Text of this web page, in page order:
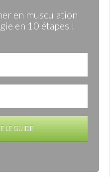
en musculation
en 10 étapes !
LE GUIDE